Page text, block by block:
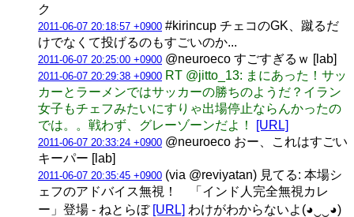
ク
2011-06-07 20:18:57 +0900 #kirincup チェコのGK、蹴るだ
けでなくて投げるのもすごいのか...
2011-06-07 20:25:00 +0900 @neuroeco すごすぎるｗ [lab]
2011-06-07 20:29:38 +0900 RT @jitto_13: まにあった！サッ
カーとラーメンではサッカーの勝ちのようだ？イラン
女子もチェフみたいにすりゃ出場停止ならんかったの
では。。戦わず、グレーゾーンだよ！
[URL]
2011-06-07 20:33:24 +0900 @neuroeco おー、これはすごい
キーパー [lab]
2011-06-07 20:35:45 +0900 (via @reviyatan) 見てる: 本場シ
ェフのアドバイス無視！ 「インド人完全無視カレ
ー」登場 - ねとらぼ [URL] わけがわからないよ(◕‿‿◕)